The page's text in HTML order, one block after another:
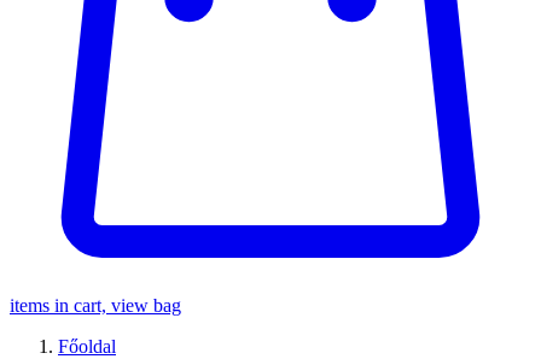
items in cart, view bag
Főoldal